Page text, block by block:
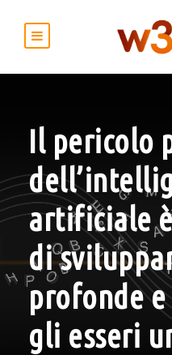
Il pericolo
artificiale
di
profonde
gli esseri